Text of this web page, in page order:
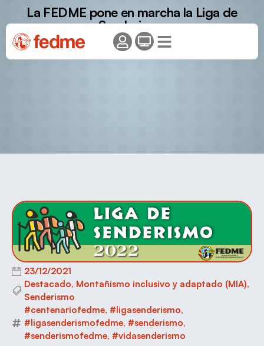
La FEDME pone en marcha la Liga de
Senderismo
23/12/2021
Destacado, Montañismo inclusivo y adaptado (MIA),
Senderismo
#centenariofedme, #ligasenderismo,
#ligasenderismofedme, #senderismo,
#senderismofedme, #vidasenderismo